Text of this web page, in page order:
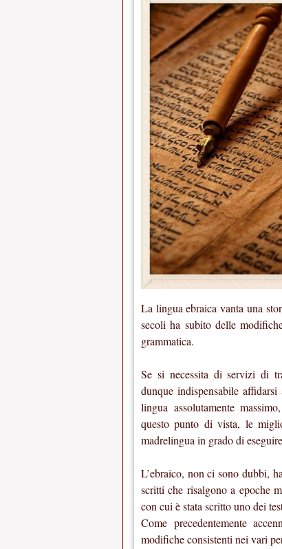
La lingua ebraica vanta una
secoli ha subito delle
grammatica.
Se si necessita di servizi di
dunque indispensabile
lingua assolutamente
questo punto di vista, le
madrelingua in grado di
L’ebraico, non ci sono dubbi,
scritti che risalgono a epoche
con cui è stata scritto uno dei
Come precedentemente
modifiche consistenti nei vari